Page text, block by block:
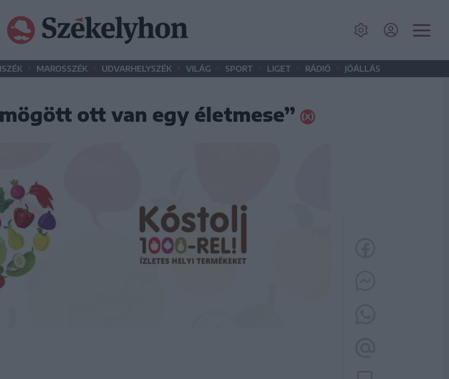
• MAROSSZÉK • UDVARHELYSZÉK • VILÁG • SPORT • LIGET • RÁDIÓ • JÓÁLLÁS
ott van egy életmese”